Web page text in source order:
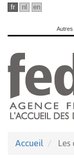
Passer
contenu
principal
fr nl en
Accueil